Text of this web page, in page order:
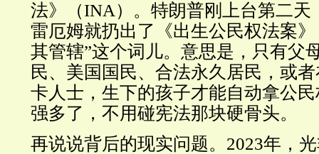
法》（INA）。特朗普刚上台第二天
雷厄姆就扔出了《出生公民权法案
其管辖”这个词儿。意思是，只有父
民、美国国民、合法永久居民，或
卡人士，生下的孩子才能自动拿公
强多了，不用碰宪法那块硬骨头。
再说说背后的现实问题。2023年，